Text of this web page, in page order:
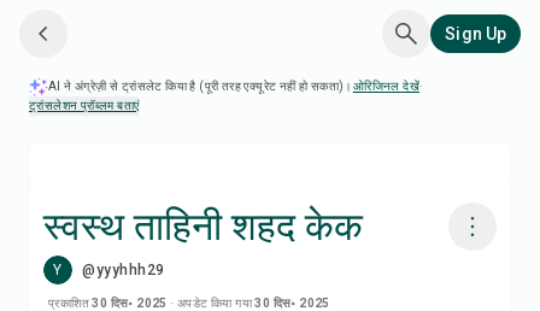
Sign Up
AI ने अंग्रेज़ी से ट्रांसलेट किया है (पूरी तरह एक्यूरेट नहीं हो सकता)। ओरिजिनल देखें·
ट्रांसलेशन प्रॉब्लम बताएं
स्वस्थ ताहिनी शहद केक
Y @yyyhhh29
प्रकाशित 30 दिस॰ 2025 ·अपडेट किया गया 30 दिस॰ 2025